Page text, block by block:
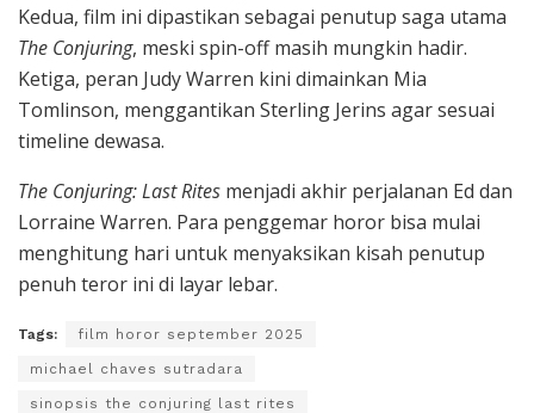
Kedua, film ini dipastikan sebagai penutup saga utama
The Conjuring, meski spin-off masih mungkin hadir.
Ketiga, peran Judy Warren kini dimainkan Mia
Tomlinson, menggantikan Sterling Jerins agar sesuai
timeline dewasa.
The Conjuring: Last Rites menjadi akhir perjalanan Ed dan
Lorraine Warren. Para penggemar horor bisa mulai
menghitung hari untuk menyaksikan kisah penutup
penuh teror ini di layar lebar.
Tags: film horor september 2025
michael chaves sutradara
sinopsis the conjuring last rites